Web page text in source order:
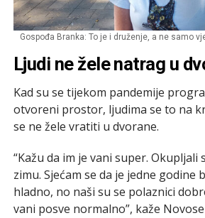
Gospođa Branka: To je i druženje, a ne samo
Ljudi ne žele natrag u
Kad su se tijekom pandemije
otvoreni prostor, ljudima se to na
se ne žele vratiti u dvorane.
“Kažu da im je vani super. Okupljali
zimu. Sjećam se da je jedne godine
hladno, no naši su se polaznici
vani posve normalno”, kaže